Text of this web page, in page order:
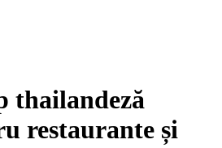
thailandeză
restaurante și